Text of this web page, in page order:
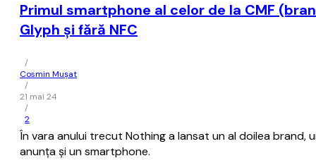
Primul smartphone al celor de la CMF
Glyph şi fără NFC
/
Cosmin Mușat
/
21 mai 24
/
2
În vara anului trecut Nothing a lansat un al doilea
anunţa şi un smartphone.